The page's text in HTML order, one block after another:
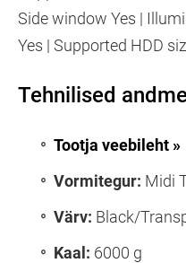
Side window Yes |
Yes | Supported HDD
Tehnilised
Tootja veebileht »
Vormitegur: Midi
Värv: Black/
Kaal: 6000 g